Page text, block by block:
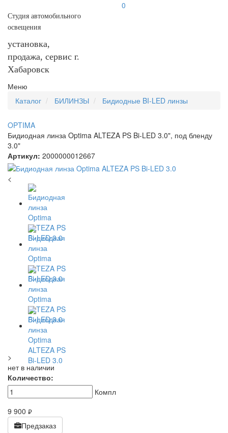
Студия автомобильного
освещения
установка,
продажа, сервис г.
Хабаровск
0
Меню
Каталог
БИЛИНЗЫ Бидиодные BI-LED линзы
OPTIMA
Бидиодная линза Optima ALTEZA PS Bi-LED 3.0", под бленду
3.0"
Артикул: 2000000012667
<
>
нет в наличии
Количество:
Компл
9 900 руб.
Предзаказ